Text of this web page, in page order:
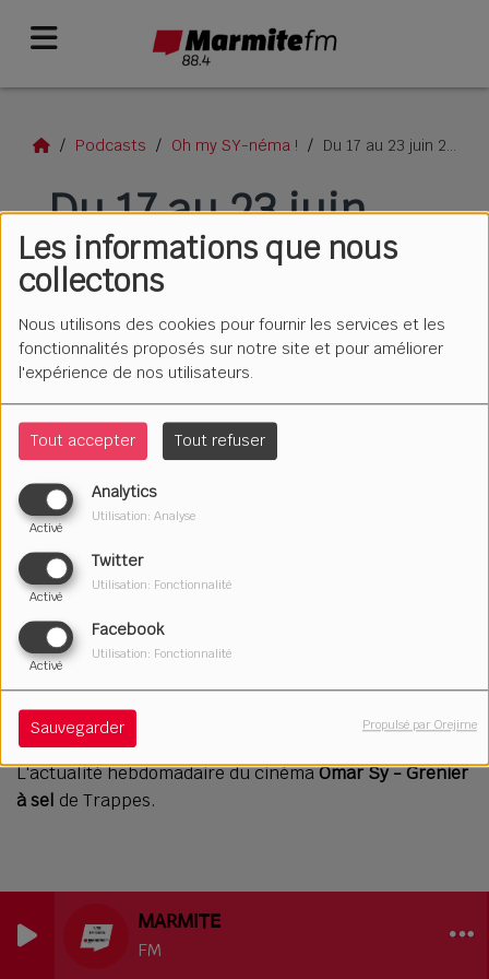
Les informations que nous
collectons
Nous utilisons des cookies pour fournir les services et les
fonctionnalités proposés sur notre site et pour améliorer
l'expérience de nos utilisateurs.
Tout accepter Tout refuser
Analytics
Activé
Utilisation: Analyse
Twitter
Activé
Utilisation: Fonctionnalité
Facebook
Activé
Utilisation: Fonctionnalité
Sauvegarder Propulsé par Orejime
MARMITE
FM
Podcasts Oh my SY-néma ! Du 17 au 23 juin 2026
Du 17 au 23 juin
2026
Écouter le podcast
Télécharger le podcast
L'actualité hebdomadaire du cinémaOmar Sy - Grenier
à sel de Trappes.